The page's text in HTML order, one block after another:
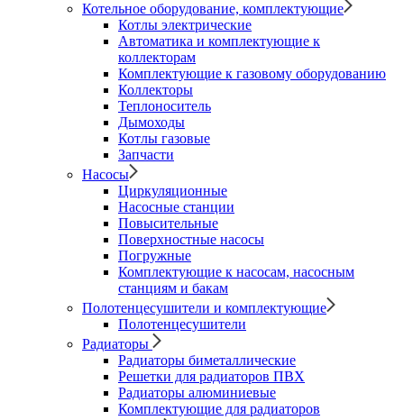
Котельное оборудование, комплектующие
Котлы электрические
Автоматика и комплектующие к
коллекторам
Комплектующие к газовому оборудованию
Коллекторы
Теплоноситель
Дымоходы
Котлы газовые
Запчасти
Насосы
Циркуляционные
Насосные станции
Повысительные
Поверхностные насосы
Погружные
Комплектующие к насосам, насосным
станциям и бакам
Полотенцесушители и комплектующие
Полотенцесушители
Радиаторы
Радиаторы биметаллические
Решетки для радиаторов ПВХ
Радиаторы алюминиевые
Комплектующие для радиаторов